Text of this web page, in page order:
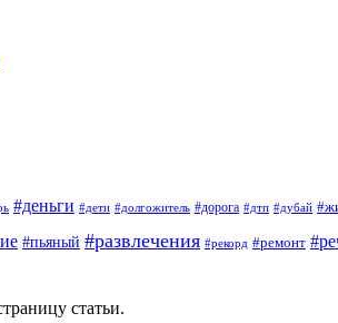
#деньги #дети #долгожитель #дорога #дтп #дубай
#пьяный #развлечения #рекорд #ремонт
статьи.